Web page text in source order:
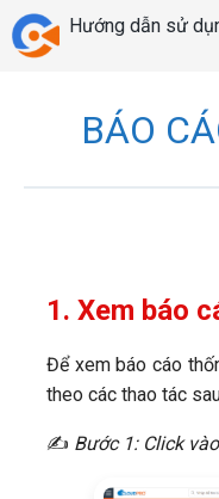
Chuyển
tới
Hướng dẫn sử
BÁO
1. Xem báo
Để xem báo cáo
theo các thao tác
✍ Bước 1: Click